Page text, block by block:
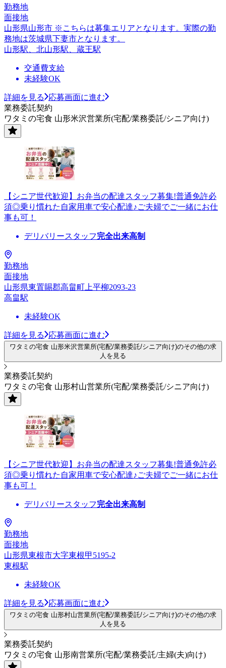
勤務地
面接地
山形県山形市 ※こちらは募集エリアとなります。実際の勤
務地は茨城県下妻市となります。
山形駅、北山形駅、蔵王駅
交通費支給
未経験OK
詳細を見る
応募画面に進む
業務委託契約
ワタミの宅食 山形米沢営業所(宅配/業務委託/シニア向け)
【シニア世代歓迎】お弁当の配達スタッフ募集!普通免許必
須◎乗り慣れた自家用車で安心配達♪ご夫婦でご一緒にお仕
事も可！
デリバリースタッフ完全出来高制
勤務地
面接地
山形県東置賜郡高畠町上平柳2093-23
高畠駅
未経験OK
詳細を見る 応募画面に進む
ワタミの宅食 山形米沢営業所(宅配/業務委託/シニア向け)のその他の求
人を見る
業務委託契約
ワタミの宅食 山形村山営業所(宅配/業務委託/シニア向け)
【シニア世代歓迎】お弁当の配達スタッフ募集!普通免許必
須◎乗り慣れた自家用車で安心配達♪ご夫婦でご一緒にお仕
事も可！
デリバリースタッフ完全出来高制
勤務地
面接地
山形県東根市大字東根甲5195-2
東根駅
未経験OK
詳細を見る 応募画面に進む
ワタミの宅食 山形村山営業所(宅配/業務委託/シニア向け)のその他の求
人を見る
業務委託契約
ワタミの宅食 山形南営業所(宅配/業務委託/主婦(夫)向け)